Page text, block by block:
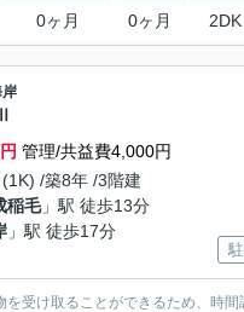
0ヶ月 0ヶ月 2DK
管理/共益費4,000円
/築8年 /3階建
稲毛」駅 徒歩13分
」駅 徒歩17分
受け取ることができるため、時